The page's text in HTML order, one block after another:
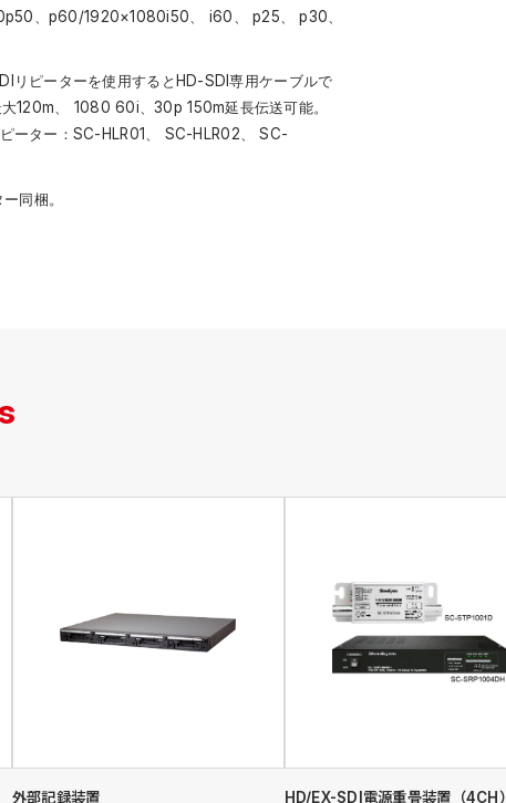
、p60/1920×1080i50、 i60、 p25、 p30、
リピーターを使用するとHD-SDI専用ケーブルで
120m、 1080 60i、30p 150m延長伝送可能。
ピーター：SC-HLR01、 SC-HLR02、 SC-
同梱。
外部記録装置 HD/EX-SDI電源重畳装置（4CH）